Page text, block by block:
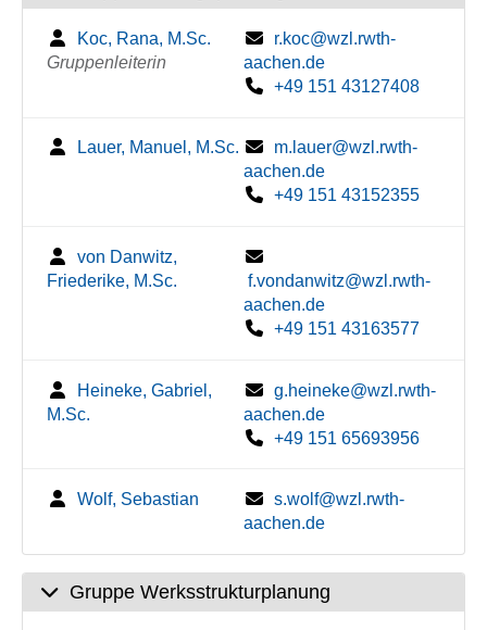
Koc, Rana, M.Sc.
Gruppenleiterin
r.koc@wzl.rwth-
aachen.de
+49 151 43127408
Lauer, Manuel, M.Sc.
m.lauer@wzl.rwth-
aachen.de
+49 151 43152355
von Danwitz,
Friederike, M.Sc.
f.vondanwitz@wzl.rwth-
aachen.de
+49 151 43163577
Heineke, Gabriel,
M.Sc.
g.heineke@wzl.rwth-
aachen.de
+49 151 65693956
Wolf, Sebastian
s.wolf@wzl.rwth-
aachen.de
Gruppe Werksstrukturplanung